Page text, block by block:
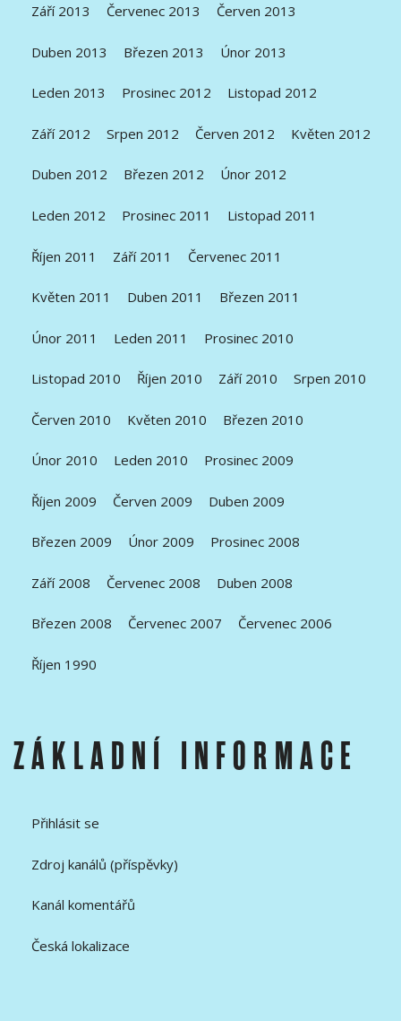
Září 2013 Červenec 2013 Červen 2013
Duben 2013 Březen 2013 Únor 2013
Leden 2013 Prosinec 2012 Listopad 2012
Září 2012 Srpen 2012 Červen 2012 Květen 2012
Duben 2012 Březen 2012 Únor 2012
Leden 2012 Prosinec 2011 Listopad 2011
Říjen 2011 Září 2011 Červenec 2011
Květen 2011 Duben 2011 Březen 2011
Únor 2011 Leden 2011 Prosinec 2010
Listopad 2010 Říjen 2010 Září 2010 Srpen 2010
Červen 2010 Květen 2010 Březen 2010
Únor 2010 Leden 2010 Prosinec 2009
Říjen 2009 Červen 2009 Duben 2009
Březen 2009 Únor 2009 Prosinec 2008
Září 2008 Červenec 2008 Duben 2008
Březen 2008 Červenec 2007 Červenec 2006
Říjen 1990
ZÁKLADNÍ INFORMACE
Přihlásit se
Zdroj kanálů (příspěvky)
Kanál komentářů
Česká lokalizace